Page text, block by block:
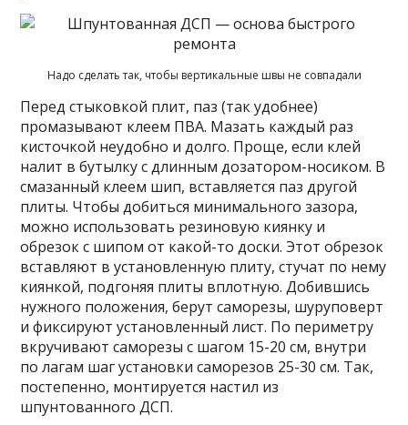
Надо сделать так, чтобы вертикальные швы не совпадали
Перед стыковкой плит, паз (так удобнее)
промазывают клеем ПВА. Мазать каждый раз
кисточкой неудобно и долго. Проще, если клей
налит в бутылку с длинным дозатором-носиком. В
смазанный клеем шип, вставляется паз другой
плиты. Чтобы добиться минимального зазора,
можно использовать резиновую киянку и
обрезок с шипом от какой-то доски. Этот обрезок
вставляют в установленную плиту, стучат по нему
киянкой, подгоняя плиты вплотную. Добившись
нужного положения, берут саморезы, шуруповерт
и фиксируют установленный лист. По периметру
вкручивают саморезы с шагом 15-20 см, внутри
по лагам шаг установки саморезов 25-30 см. Так,
постепенно, монтируется настил из
шпунтованного ДСП.